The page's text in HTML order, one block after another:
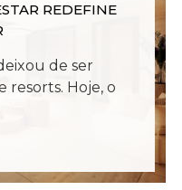
REDEFINE
de ser
resorts. Hoje, o